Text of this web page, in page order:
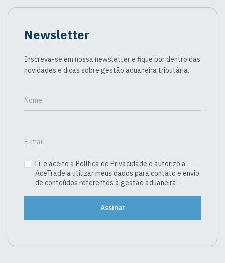
Newsletter
Inscreva-se em nossa newsletter e fique por dentro das
novidades e dicas sobre gestão aduaneira tributária.
Nome
E-mail
Li, e aceito aPolítica de Privacidade e autorizo a
AceTrade a utilizar meus dados para contato e envio
de conteúdos referentes à gestão aduaneira.
Assinar